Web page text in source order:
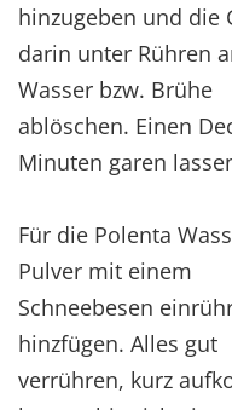
hinzugeben und die
darin unter Rühren
Wasser bzw. Brühe
ablöschen. Einen
Minuten garen
Für die Polenta
Pulver mit einem
Schneebesen
hinzfügen. Alles gut
verrühren, kurz